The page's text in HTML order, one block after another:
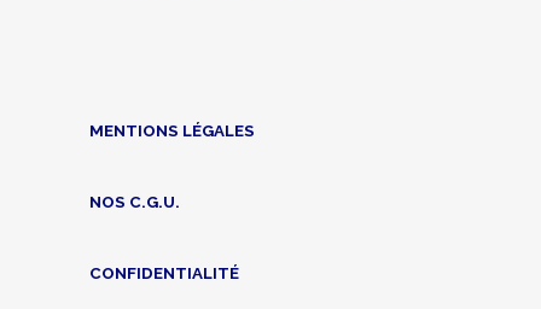
MENTIONS LÉGALES
NOS C.G.U.
CONFIDENTIALITÉ